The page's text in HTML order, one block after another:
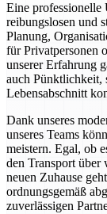
Eine professionelle
reibungslosen und
Planung,
für Privatpersonen
unserer Erfahrung
auch Pünktlichkeit,
Lebensabschnitt
Dank unseres
unseres Teams
meistern. Egal, ob
den Transport
neuen Zuhause
ordnungsgemäß
zuverlässigen